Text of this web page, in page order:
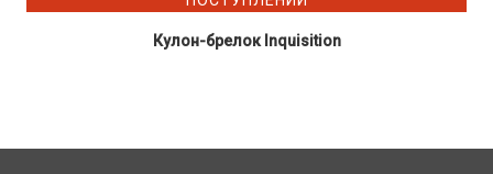
Кулон-брелок Inquisition